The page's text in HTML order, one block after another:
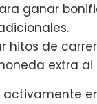
ganar
hitos de
extra al
activamente